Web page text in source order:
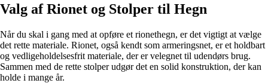
Valg af Rionet og Stolper til Hegn
Når du skal i gang med at opføre et rionethegn, er det vigtigt at vælge
det rette materiale. Rionet, også kendt som armeringsnet, er et holdbart
og vedligeholdelsesfrit materiale, der er velegnet til udendørs brug.
Sammen med de rette stolper udgør det en solid konstruktion, der kan
holde i mange år.